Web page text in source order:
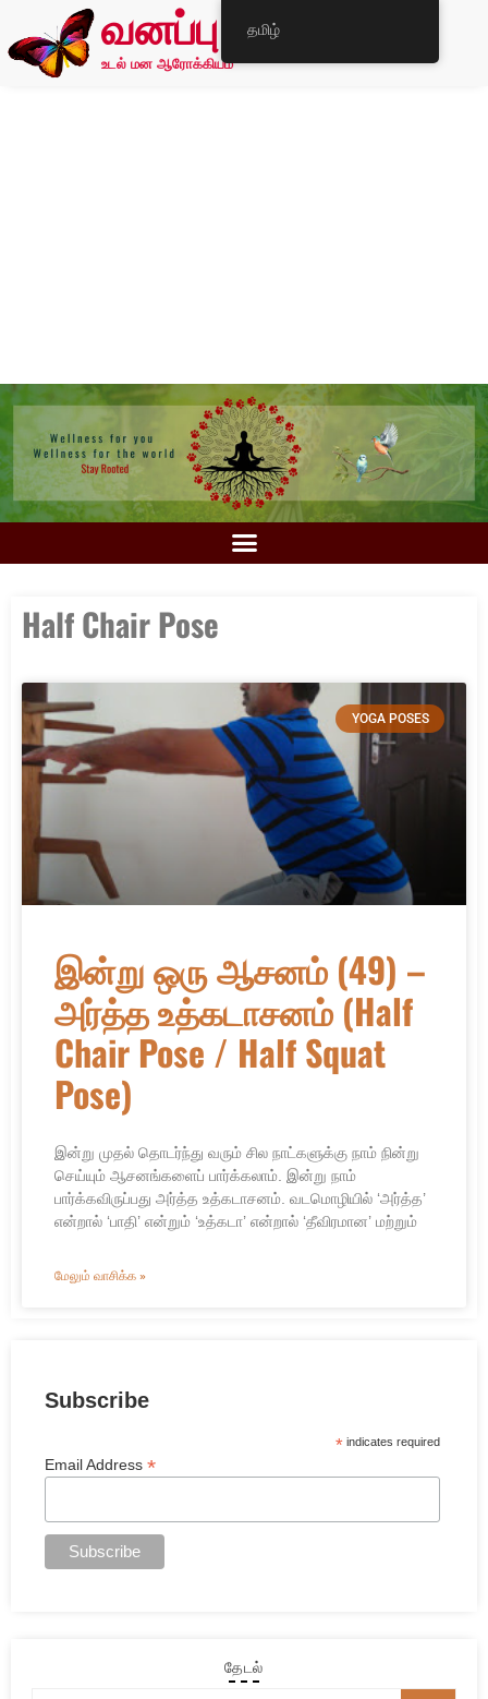
வனப்பு
உடல் மன ஆரோக்கியம்
Half Chair Pose
YOGA POSES
இன்று ஒரு ஆசனம் (49) –
அர்த்த உத்கடாசனம் (Half
Chair Pose / Half Squat
Pose)
இன்று முதல் தொடர்ந்து வரும் சில நாட்களுக்கு நாம் நின்று
செய்யும் ஆசனங்களைப் பார்க்கலாம். இன்று நாம்
பார்க்கவிருப்பது அர்த்த உத்கடாசனம். வடமொழியில் ‘அர்த்த’
என்றால் ‘பாதி’ என்றும் ‘உத்கடா’ என்றால் ‘தீவிரமான’ மற்றும்
மேலும் வாசிக்க »
Subscribe
*indicates required
Email Address *
தேடல்
தமிழ்